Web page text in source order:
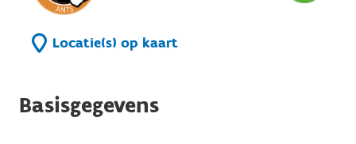
Locatie(s) op kaart
Basisgegevens